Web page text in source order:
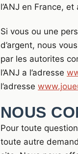
l’ANJ en France,
Si vous ou une
d’argent, nous
par les autorites
l’ANJ a l’adresse
l’adresse
NOUS
Pour toute
toute autre